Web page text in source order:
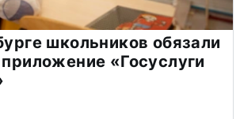
школьников обязали
«Госуслуги